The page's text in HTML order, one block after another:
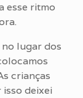
esse ritmo
lugar dos
crianças
deixei